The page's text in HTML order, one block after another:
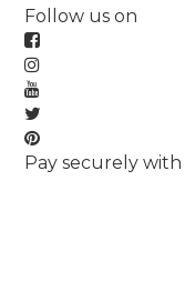
Follow us on
Pay securely with